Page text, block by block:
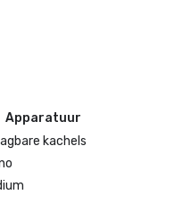
Apparatuur
kachels